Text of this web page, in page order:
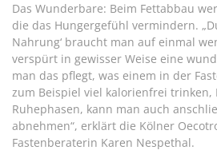
Das Wunderbare: Beim Fettabbau
die das Hungergefühl vermindern.
Nahrung‘ braucht man auf einmal
verspürt in gewisser Weise eine
man das pflegt, was einem in der
zum Beispiel viel kalorienfrei trinken,
Ruhephasen, kann man auch
abnehmen“, erklärt die Kölner
Fastenberaterin Karen Nespethal.